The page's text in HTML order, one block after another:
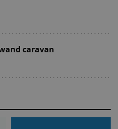
caravan